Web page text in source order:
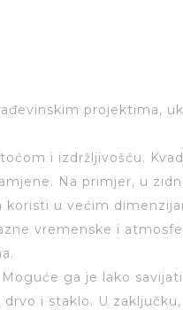
projektima,
i izdržljivošću.
Na primjer, u
u većim
vremenske i
ga je lako
i staklo. U